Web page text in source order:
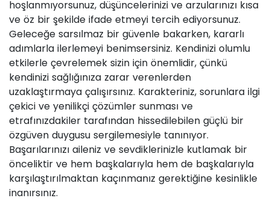
hoşlanmıyorsunuz, düşüncelerinizi ve arzularınızı kısa
ve öz bir şekilde ifade etmeyi tercih ediyorsunuz.
Geleceğe sarsılmaz bir güvenle bakarken, kararlı
adımlarla ilerlemeyi benimsersiniz. Kendinizi olumlu
etkilerle çevrelemek sizin için önemlidir, çünkü
kendinizi sağlığınıza zarar verenlerden
uzaklaştırmaya çalışırsınız. Karakteriniz, sorunlara ilgi
çekici ve yenilikçi çözümler sunması ve
etrafınızdakiler tarafından hissedilebilen güçlü bir
özgüven duygusu sergilemesiyle tanınıyor.
Başarılarınızı aileniz ve sevdiklerinizle kutlamak bir
önceliktir ve hem başkalarıyla hem de başkalarıyla
karşılaştırılmaktan kaçınmanız gerektiğine kesinlikle
inanırsınız.